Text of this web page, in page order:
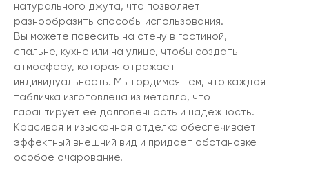
натурального джута, что позволяет
разнообразить способы использования.
Вы можете повесить на стену в гостиной,
спальне, кухне или на улице, чтобы создать
атмосферу, которая отражает
индивидуальность. Мы гордимся тем, что каждая
табличка изготовлена из металла, что
гарантирует ее долговечность и надежность.
Красивая и изысканная отделка обеспечивает
эффектный внешний вид и придает обстановке
особое очарование.